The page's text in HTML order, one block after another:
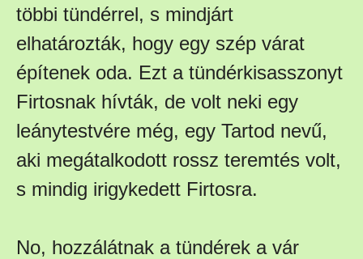
többi tündérrel, s mindjárt
elhatározták, hogy egy szép várat
építenek oda. Ezt a tündérkisasszonyt
Firtosnak hívták, de volt neki egy
leánytestvére még, egy Tartod nevű,
aki megátalkodott rossz teremtés volt,
s mindig irigykedett Firtosra.
No, hozzálátnak a tündérek a vár